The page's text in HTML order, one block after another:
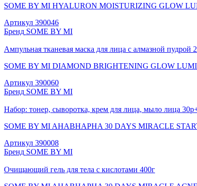
SOME BY MI HYALURON MOISTURIZING GLOW
Артикул 390046
Бренд SOME BY MI
Ампульная тканевая маска для лица с алмазной пудрой
SOME BY MI DIAMOND BRIGHTENING GLOW
Артикул 390060
Бренд SOME BY MI
Набор: тонер, сыворотка, крем для лица, мыло лица
SOME BY MI AHABHAPHA 30 DAYS MIRACLE
Артикул 390008
Бренд SOME BY MI
Очищающий гель для тела с кислотами 400г